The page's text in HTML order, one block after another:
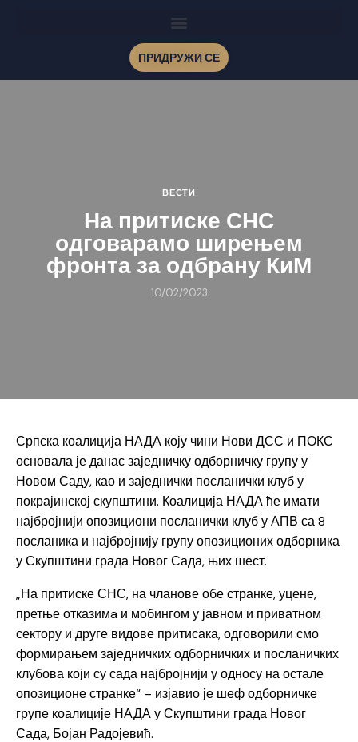
ПРИДРУЖИ СЕ
ВЕСТИ
На притиске СНС
одговарамо ширењем
фронта за одбрану КиМ
10/02/2023
Српска коалиција НАДА коју чини Нови ДСС и ПОКС
основала је данас заједничку одборничку групу у
Новом Саду, као и заједнички посланички клуб у
покрајинској скупштини. Коалиција НАДА ће имати
најбројнији опозициони посланички клуб у АПВ са 8
посланика и најбројнију групу опозиционих одборника
у Скупштини града Новог Сада, њих шест.
„На притиске СНС, на чланове обе странке, уцене,
претње отказимa и мобингом у јавном и приватном
сектору и друге видове притисака, одговорили смо
формирањем заједничких одборничких и посланичких
клубова који су сада најбројнији у односу на остале
опозиционе странке“ – изјавио је шеф одборничке
групе коалиције НАДА у Скупштини града Новог
Сада, Бојан Радојевић.